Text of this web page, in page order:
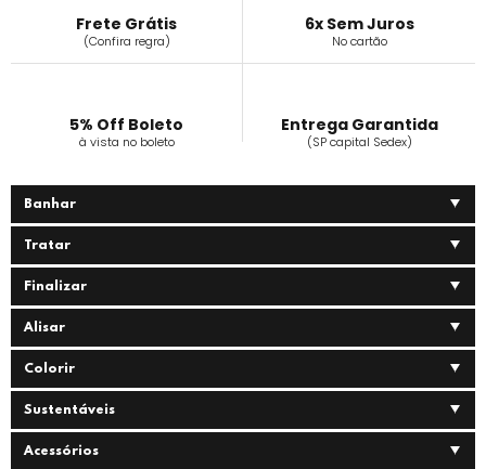
Frete Grátis
(Confira regra)
6x Sem Juros
No cartão
5% Off Boleto
à vista no boleto
Entrega Garantida
(SP capital Sedex)
Banhar
Tratar
Finalizar
Alisar
Colorir
Sustentáveis
Acessórios